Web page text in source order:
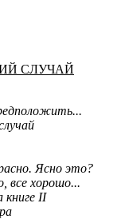
СЛУЧАЙ
Ясно это?
все хорошо...
книге II